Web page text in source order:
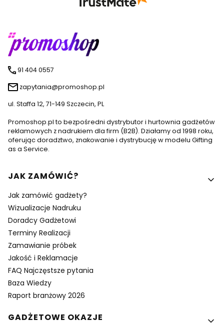
91 404 0557
zapytania@promoshop.pl
ul. Staffa 12, 71-149 Szczecin, PL
Promoshop.pl to bezpośredni dystrybutor i hurtownia gadżetów
reklamowych z nadrukiem dla firm (B2B). Działamy od 1998 roku,
oferując doradztwo, znakowanie i dystrybucję w modelu Gifting
as a Service.
Linki w stopce
JAK ZAMÓWIĆ?
Jak zamówić gadżety?
Wizualizacje Nadruku
Doradcy Gadżetowi
Terminy Realizacji
Zamawianie próbek
Jakość i Reklamacje
FAQ Najczęstsze pytania
Baza Wiedzy
Raport branżowy 2026
GADŻETOWE OKAZJE